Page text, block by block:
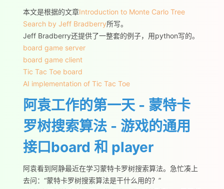
本文是根据的文章Introduction to Monte Carlo Tree
Search by Jeff Bradberry所写。
Jeff Bradberry还提供了一整套的例子，用python写的。
board game server
board game client
Tic Tac Toe board
AI implementation of Tic Tac Toe
阿袁工作的第一天 - 蒙特卡
罗树搜索算法 - 游戏的通用
接口board 和 player
阿袁看到阿静最近在学习蒙特卡罗树搜索算法。急忙凑上
去问：“蒙特卡罗树搜索算法是干什么用的？”